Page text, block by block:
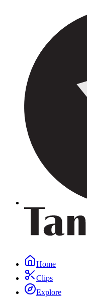
Home
Clips
Explore